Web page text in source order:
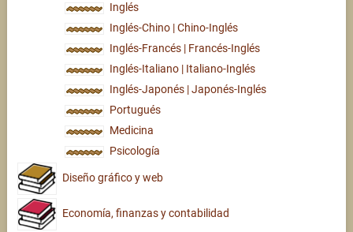
Inglés
Inglés-Chino | Chino-Inglés
Inglés-Francés | Francés-Inglés
Inglés-Italiano | Italiano-Inglés
Inglés-Japonés | Japonés-Inglés
Portugués
Medicina
Psicología
Diseño gráfico y web
Economía, finanzas y contabilidad